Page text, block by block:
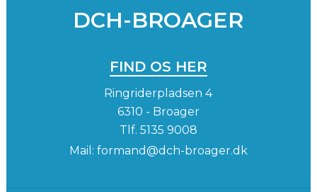
DCH-BROAGER
FIND OS HER
Ringriderpladsen 4
6310 - Broager
Tlf. 5135 9008
Mail: formand@dch-broager.dk